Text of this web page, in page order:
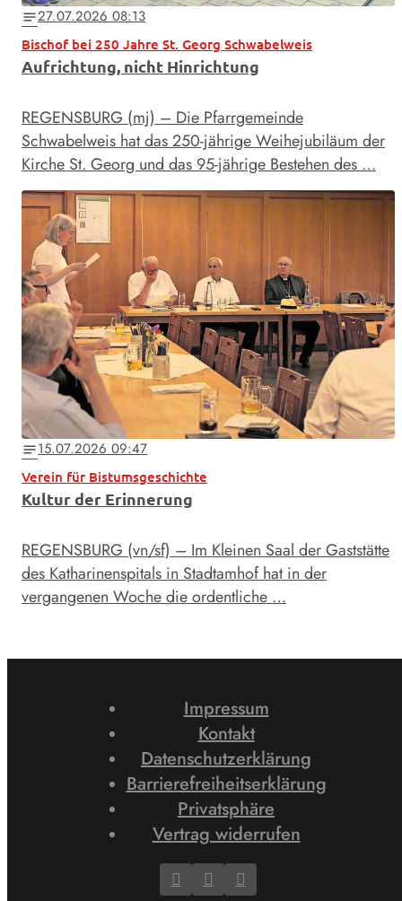
notes27.07.2026 08:13
Bischof bei 250 Jahre St. Georg Schwabelweis
Aufrichtung, nicht Hinrichtung
REGENSBURG (mj) – Die Pfarrgemeinde
Schwabelweis hat das 250-jährige Weihejubiläum der
Kirche St. Georg und das 95-jährige Bestehen des …
notes15.07.2026 09:47
Verein für Bistumsgeschichte
Kultur der Erinnerung
REGENSBURG (vn/sf) – Im Kleinen Saal der Gaststätte
des Katharinenspitals in Stadtamhof hat in der
vergangenen Woche die ordentliche …
Impressum
Kontakt
Datenschutzerklärung
Barrierefreiheitserklärung
Privatsphäre
Vertrag widerrufen